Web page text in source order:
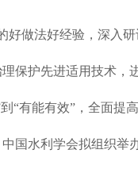
做法好经验，深入研
保护先进适用技术，
“有能有效”，全面提
国水利学会拟组织举